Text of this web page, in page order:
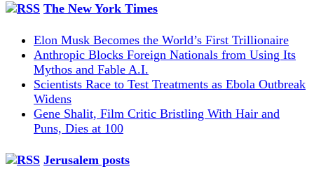
The New York Times
Elon Musk Becomes the World’s First Trillionaire
Anthropic Blocks Foreign Nationals from Using Its
Mythos and Fable A.I.
Scientists Race to Test Treatments as Ebola Outbreak
Widens
Gene Shalit, Film Critic Bristling With Hair and
Puns, Dies at 100
Jerusalem posts